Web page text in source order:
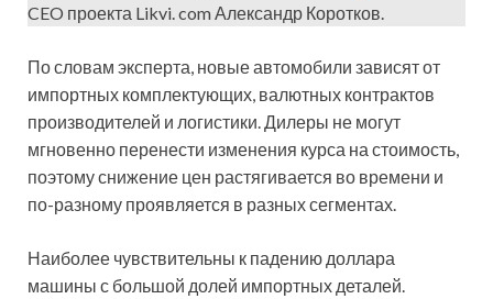
CEO проекта Likvi. com Александр Коротков.
По словам эксперта, новые автомобили зависят от
импортных комплектующих, валютных контрактов
производителей и логистики. Дилеры не могут
мгновенно перенести изменения курса на стоимость,
поэтому снижение цен растягивается во времени и
по-разному проявляется в разных сегментах.
Наиболее чувствительны к падению доллара
машины с большой долей импортных деталей.